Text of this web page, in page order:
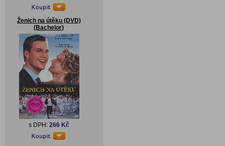
Ženich na útěku (DVD)
(Bachelor)
s DPH: 266 Kč